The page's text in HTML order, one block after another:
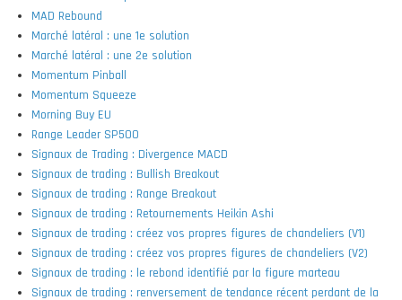
MAD Rebound
Marché latéral : une 1e solution
Marché latéral : une 2e solution
Momentum Pinball
Momentum Squeeze
Morning Buy EU
Range Leader SP500
Signaux de Trading : Divergence MACD
Signaux de trading : Bullish Breakout
Signaux de trading : Range Breakout
Signaux de trading : Retournements Heikin Ashi
Signaux de trading : créez vos propres figures de chandeliers (V1)
Signaux de trading : créez vos propres figures de chandeliers (V2)
Signaux de trading : le rebond identifié par la figure marteau
Signaux de trading : renversement de tendance récent perdant de la